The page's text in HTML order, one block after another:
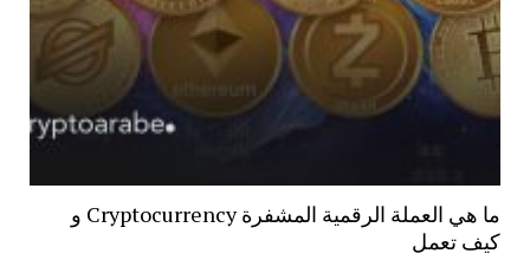
ما هي العملة الرقمية المشفرة Cryptocurrency و
كيف تعمل